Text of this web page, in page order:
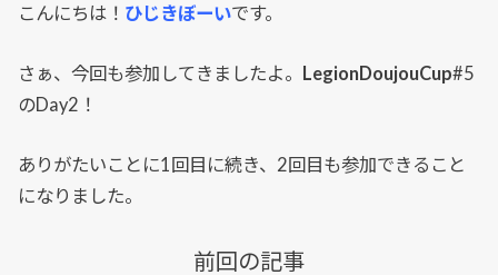
こんにちは！ ひじきぼーいです。
さぁ、今回も参加してきましたよ。 LegionDoujouCup#5
のDay2！
ありがたいことに1回目に続き、2回目も参加できること
になりました。
前回の記事